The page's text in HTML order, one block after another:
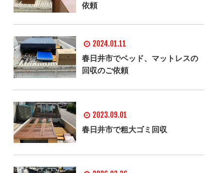
依頼
2024.01.11
春日井市でベッド、マットレスの
回収のご依頼
2023.09.01
春日井市で粗大ゴミ回収